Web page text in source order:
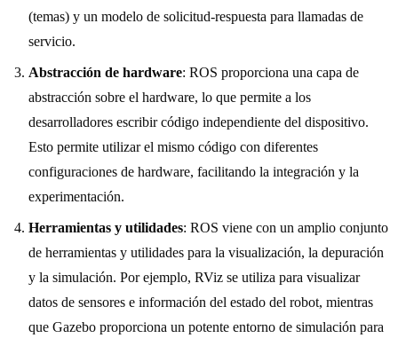
(temas) y un modelo de solicitud-respuesta para llamadas de
servicio.
Abstracción de hardware: ROS proporciona una capa de
abstracción sobre el hardware, lo que permite a los
desarrolladores escribir código independiente del dispositivo.
Esto permite utilizar el mismo código con diferentes
configuraciones de hardware, facilitando la integración y la
experimentación.
Herramientas y utilidades: ROS viene con un amplio conjunto
de herramientas y utilidades para la visualización, la depuración
y la simulación. Por ejemplo, RViz se utiliza para visualizar
datos de sensores e información del estado del robot, mientras
que Gazebo proporciona un potente entorno de simulación para